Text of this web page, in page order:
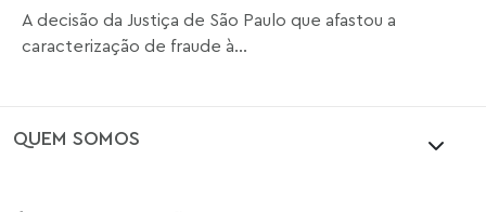
A decisão da Justiça de São Paulo que afastou a
caracterização de fraude à...
QUEM SOMOS